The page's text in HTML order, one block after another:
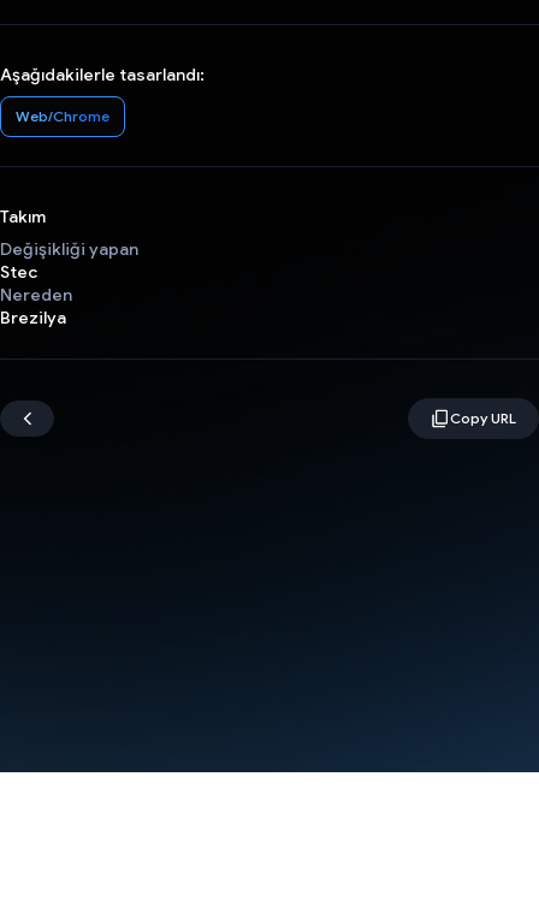
Aşağıdakilerle tasarlandı:
Web/Chrome
Takım
Değişikliği yapan
Stec
Nereden
Brezilya